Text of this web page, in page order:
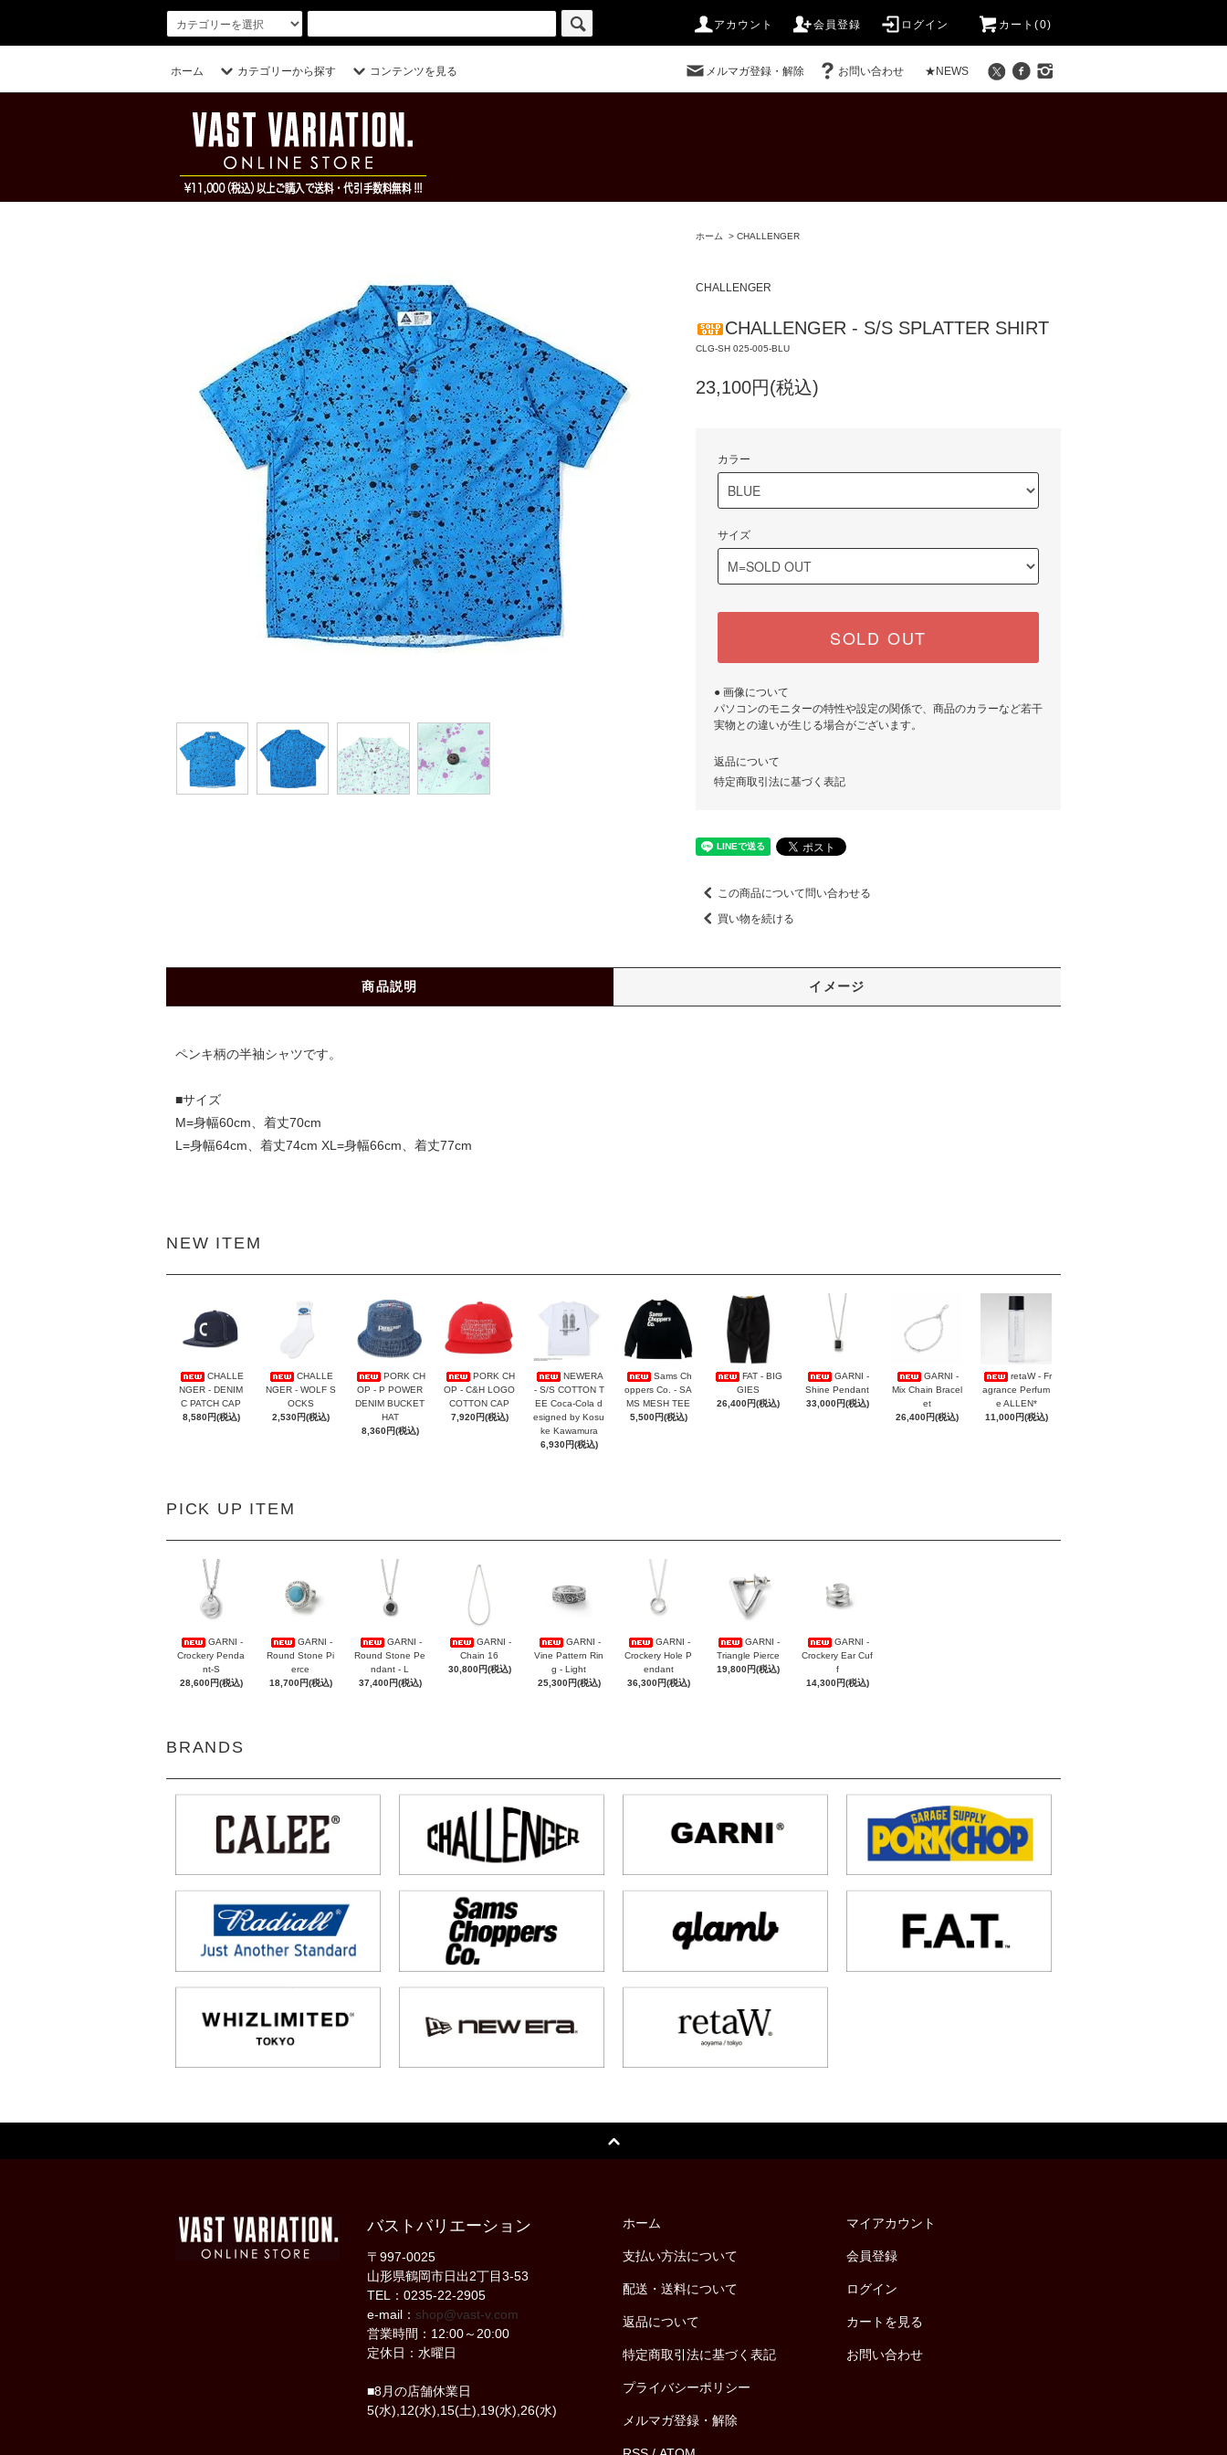
アカウント 会員登録 ログイン カート(0)
ホーム カテゴリーから探す コンテンツを見る メルマガ登録・解除 お問い合わせ ★NEWS
ホーム > CHALLENGER
CHALLENGER
CHALLENGER - S/S SPLATTER SHIRT
CLG-SH 025-005-BLU
23,100円(税込)
カラー
サイズ
SOLD OUT
● 画像について
パソコンのモニターの特性や設定の関係で、商品のカラーなど若干
実物との違いが生じる場合がございます。
返品について
特定商取引法に基づく表記
この商品について問い合わせる
買い物を続ける
商品説明 イメージ
ペンキ柄の半袖シャツです。
■サイズ
M=身幅60cm、着丈70cm
L=身幅64cm、着丈74cm XL=身幅66cm、着丈77cm
NEW ITEM
CHALLE
NGER - DENIM
C PATCH CAP
8,580円(税込)
CHALLE
NGER - WOLF S
OCKS
2,530円(税込)
PORK CH
OP - P POWER
DENIM BUCKET
HAT
8,360円(税込)
PORK CH
OP - C&H LOGO
COTTON CAP
7,920円(税込)
NEWERA
- S/S COTTON T
EE Coca-Cola d
esigned by Kosu
ke Kawamura
6,930円(税込)
Sams Ch
oppers Co. - SA
MS MESH TEE
5,500円(税込)
FAT - BIG
GIES
26,400円(税込)
GARNI -
Shine Pendant
33,000円(税込)
GARNI -
Mix Chain Bracel
et
26,400円(税込)
retaW - Fr
agrance Perfum
e ALLEN*
11,000円(税込)
PICK UP ITEM
GARNI -
Crockery Penda
nt-S
28,600円(税込)
GARNI -
Round Stone Pi
erce
18,700円(税込)
GARNI -
Round Stone Pe
ndant - L
37,400円(税込)
GARNI -
Chain 16
30,800円(税込)
GARNI -
Vine Pattern Rin
g - Light
25,300円(税込)
GARNI -
Crockery Hole P
endant
36,300円(税込)
GARNI -
Triangle Pierce
19,800円(税込)
GARNI -
Crockery Ear Cuf
f
14,300円(税込)
BRANDS
バストバリエーション
〒997-0025
山形県鶴岡市日出2丁目3-53
TEL：0235-22-2905
e-mail： shop@vast-v.com
営業時間：12:00～20:00
定休日：水曜日
■8月の店舗休業日
5(水),12(水),15(土),19(水),26(水)
ホーム
支払い方法について
配送・送料について
返品について
特定商取引法に基づく表記
プライバシーポリシー
メルマガ登録・解除
マイアカウント
会員登録
ログイン
カートを見る
お問い合わせ